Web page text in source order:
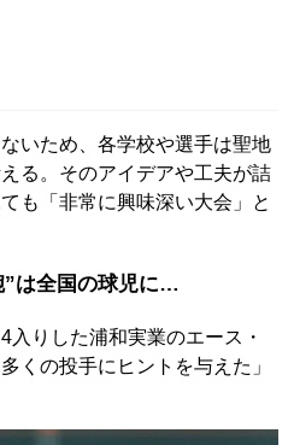
いため、各学校や選手は聖地
る。そのアイデアや工夫が詰
も「非常に興味深い大会」と
”は全国の球児に…
りした浦和実業のエース・
くの投手にヒントを与えた」